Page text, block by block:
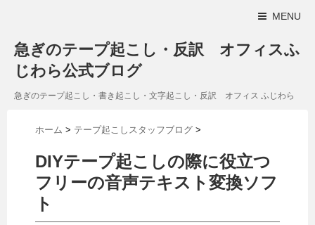
MENU
急ぎのテープ起こし・反訳 オフィスふ
じわら公式ブログ
急ぎのテープ起こし・書き起こし・文字起こし・反訳 オフィス ふじわら
ホーム > テープ起こしスタッフブログ >
DIYテープ起こしの際に役立つ
フリーの音声テキスト変換ソフ
ト